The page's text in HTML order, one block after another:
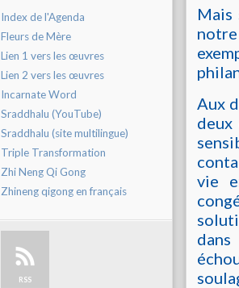
Index de l'Agenda
Fleurs de Mère
Lien 1 vers les œuvres
Lien 2 vers les œuvres
Incarnate Word
Sraddhalu (YouTube)
Sraddhalu (site multilingue)
Triple Transformation
Zhi Neng Qi Gong
Zhineng qigong en français
RSS
Mais
Aux
deux
vie